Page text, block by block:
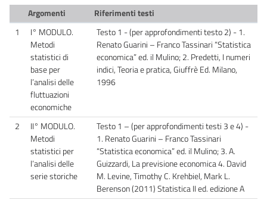
Argomenti
Riferimenti testi
1
I° MODULO.
Metodi
statistici di
base per
l’analisi delle
fluttuazioni
economiche
Testo 1 - (per approfondimenti testo 2) - 1.
Renato Guarini – Franco Tassinari “Statistica
economica” ed. il Mulino; 2. Predetti, I numeri
indici, Teoria e pratica, Giuffrè Ed. Milano,
1996
2
II° MODULO.
Metodi
statistici per
l’analisi delle
serie storiche
Testo 1 – (per approfondimenti testi 3 e 4) -
1. Renato Guarini – Franco Tassinari
“Statistica economica” ed. il Mulino; 3. A.
Guizzardi, La previsione economica 4. David
M. Levine, Timothy C. Krehbiel, Mark L.
Berenson (2011) Statistica II ed. edizione A